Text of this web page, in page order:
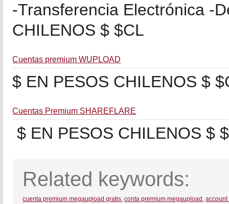
-Transferencia Electrónica -
CHILENOS $ $CL
Cuentas premium WUPLOAD
$ EN PESOS CHILENOS $
Cuentas Premium SHAREFLARE
$ EN PESOS CHILENOS $
Related keywords:
cuenta premium megaupload gratis,conta premium megaupload ,